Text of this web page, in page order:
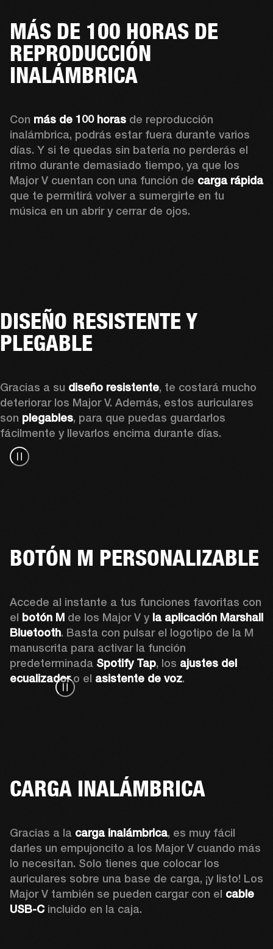
MÁS DE 100 HORAS DE
REPRODUCCIÓN
INALÁMBRICA
Con más de 100 horas de reproducción
inalámbrica, podrás estar fuera durante varios
días. Y si te quedas sin batería no perderás el
ritmo durante demasiado tiempo, ya que los
Major V cuentan con una función de carga rápida
que te permitirá volver a sumergirte en tu
música en un abrir y cerrar de ojos.
DISEÑO RESISTENTE Y
PLEGABLE
Gracias a su diseño resistente, te costará mucho
deteriorar los Major V. Además, estos auriculares
son plegables, para que puedas guardarlos
fácilmente y llevarlos encima durante días.
BOTÓN M PERSONALIZABLE
Accede al instante a tus funciones favoritas con
el botón M de los Major V y la aplicación Marshall
Bluetooth. Basta con pulsar el logotipo de la M
manuscrita para activar la función
predeterminada Spotify Tap, los ajustes del
ecualizador o el asistente de voz.
CARGA INALÁMBRICA
Gracias a la carga inalámbrica, es muy fácil
darles un empujoncito a los Major V cuando más
lo necesitan. Solo tienes que colocar los
auriculares sobre una base de carga, ¡y listo! Los
Major V también se pueden cargar con el cable
USB-C incluido en la caja.